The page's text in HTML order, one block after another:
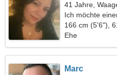
41 Jahre,
Ich möchte
166 cm (5'6"),
Ehe
Marc